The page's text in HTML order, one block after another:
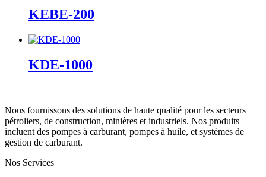
KEBE-200
KDE-1000
Nous fournissons des solutions de haute qualité pour les secteurs
pétroliers, de construction, minières et industriels. Nos produits
incluent des pompes à carburant, pompes à huile, et systèmes de
gestion de carburant.
Nos Services